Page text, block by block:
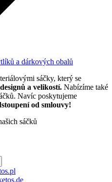
sáčky, který se
a velikostí. Nabízíme také
Navíc poskytujeme
od smlouvy!
sáčků